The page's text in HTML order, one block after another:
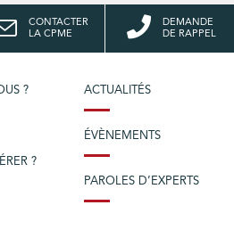
CONTACTER
LA CPME
DEMANDE
DE RAPPEL
?
?
ACTUALITÉS
ÉVÈNEMENTS
PAROLES D’EXPERTS